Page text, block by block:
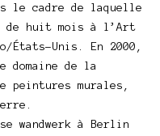
le cadre de laquelle
de huit mois à l’Art
États-Unis. En 2000,
domaine de la
peintures murales,
wandwerk à Berlin